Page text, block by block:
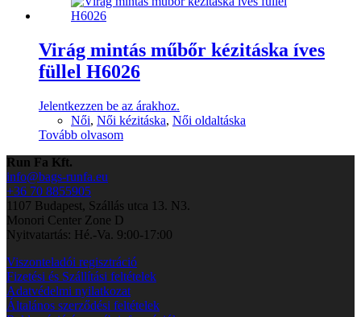
Virág mintás műbőr kézitáska íves
füllel H6026
Jelentkezzen be az árakhoz.
Női, Női kézitáska, Női oldaltáska
Tovább olvasom
Run Fa Kft.
info@bags-runfa.eu
+36 70 8855905
1107 Budapest, Szállás utca 13. N3.
Monori Center Zone D
Nyitvatartás: Hé.-Va. 9:00-17:00
Viszonteladói regisztráció
Fizetési és Szállítási feltételek
Adatvédelmi nyilatkozat
Általános szerződési feltételek